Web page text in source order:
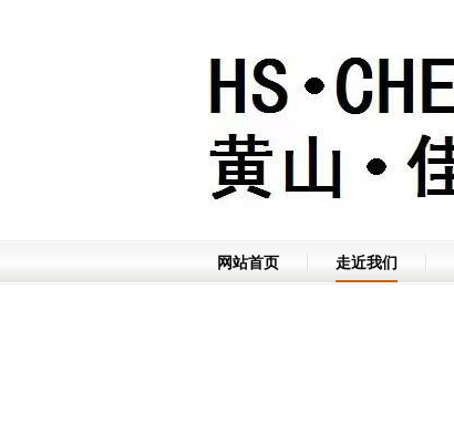
网站首页 走近我们